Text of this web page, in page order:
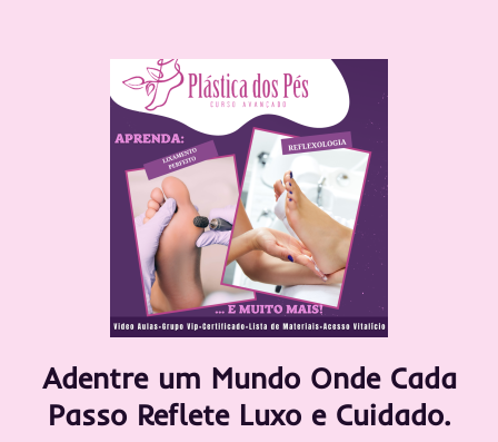
Adentre um Mundo Onde Cada
Passo Reflete Luxo e Cuidado.